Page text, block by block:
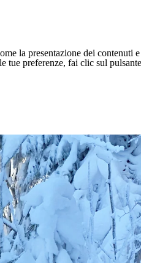
la presentazione dei contenuti
tue preferenze, fai clic sul